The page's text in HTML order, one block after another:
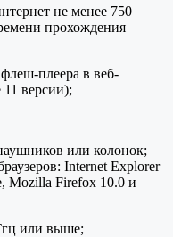
не менее 750
прохождения
плеера в веб-
версии);
или колонок;
Internet Explorer
Mozilla Firefox 10.0 и
или выше;